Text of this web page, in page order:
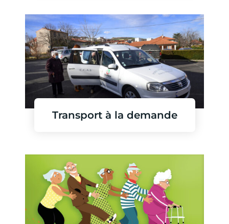
Transport à la demande